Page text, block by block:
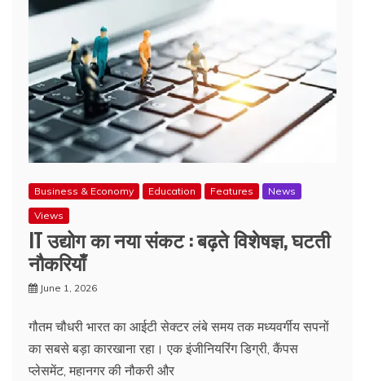
Business & Economy Education Features
News
Views
IT उद्योग का नया संकट : बढ़ते विशेषज्ञ, घटती
नौकरियाँ
June 1, 2026
गौतम चौधरी भारत का आईटी सेक्टर लंबे समय तक मध्यवर्गीय सपनों
का सबसे बड़ा कारखाना रहा। एक इंजीनियरिंग डिग्री, कैंपस
प्लेसमेंट, महानगर की नौकरी और